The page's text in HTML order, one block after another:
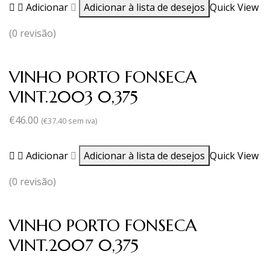
Adicionar Adicionar à lista de desejos Quick View
(0 revisão)
VINHO PORTO FONSECA
VINT.2003 0,375
€46.00 (€37.40 sem iva)
Adicionar Adicionar à lista de desejos Quick View
(0 revisão)
VINHO PORTO FONSECA
VINT.2007 0,375